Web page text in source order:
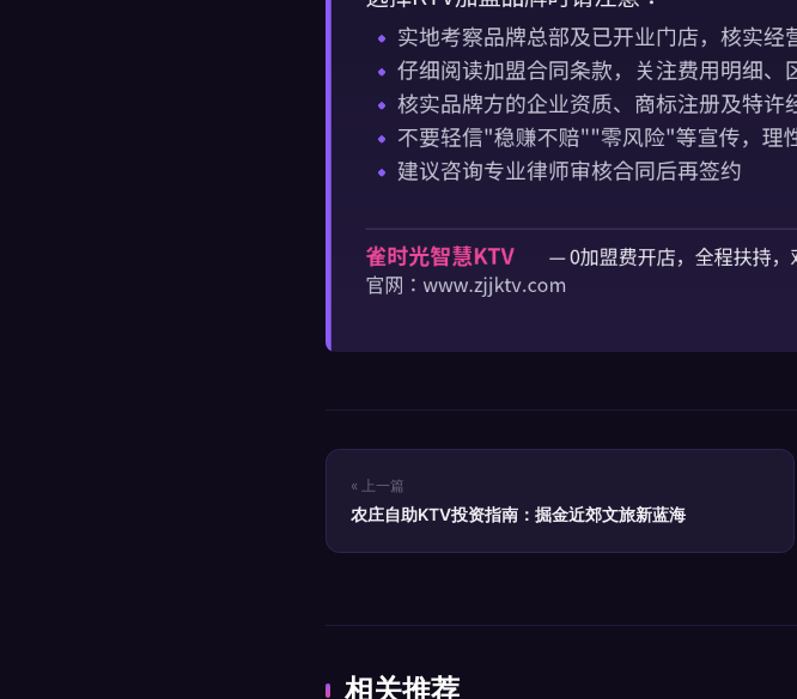
« 上一篇
农庄自助KTV投资指南：掘金近郊文旅新蓝海
相关推荐